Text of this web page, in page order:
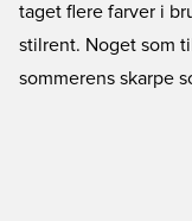
taget flere farver i
stilrent. Noget som
sommerens skarpe